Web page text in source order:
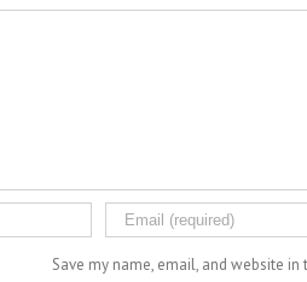
Save my name, email, and website